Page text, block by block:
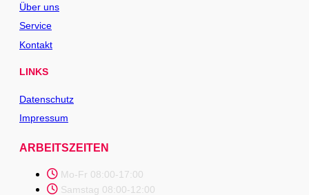
Über uns
Service
Kontakt
LINKS
Datenschutz
Impressum
ARBEITSZEITEN
Mo-Fr 08:00-17:00
Samstag 08:00-12:00